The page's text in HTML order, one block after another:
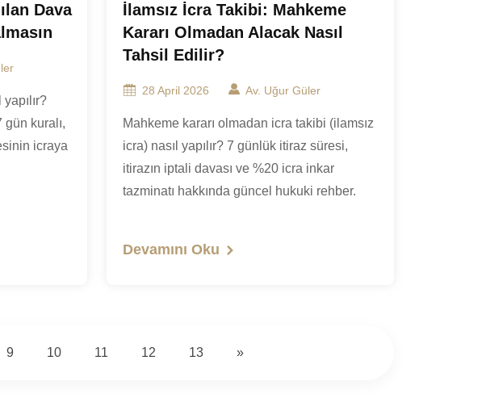
Dava
gün kuralı,
icraya
İlamsız İcra Takibi: Mahkeme
Kararı Olmadan Alacak Nasıl
Tahsil Edilir?
28 April 2026 Av. Uğur Güler
Mahkeme kararı olmadan icra takibi (ilamsız
icra) nasıl yapılır? 7 günlük itiraz süresi,
itirazın iptali davası ve %20 icra inkar
tazminatı hakkında güncel hukuki rehber.
Devamını Oku
9 10 11 12 13 »